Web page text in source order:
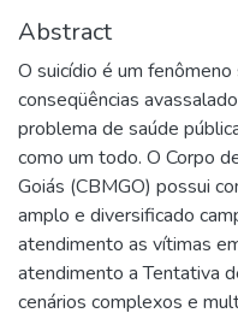
Abstract
O suicídio é um
conseqüências
problema de saúde
como um todo. O Corpo
Goiás (CBMGO) possui
amplo e diversificado
atendimento as vítimas
atendimento a Tentativa
cenários complexos e